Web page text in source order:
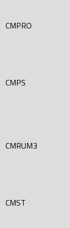
CMPRO
CMPS
CMRUM3
CMST